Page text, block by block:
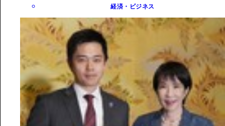
経済・ビジネス